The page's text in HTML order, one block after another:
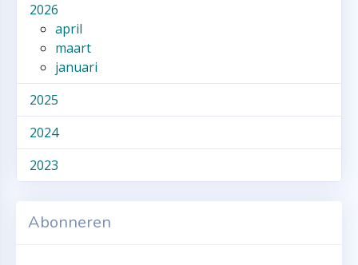
2026
april
maart
januari
2025
2024
2023
Abonneren